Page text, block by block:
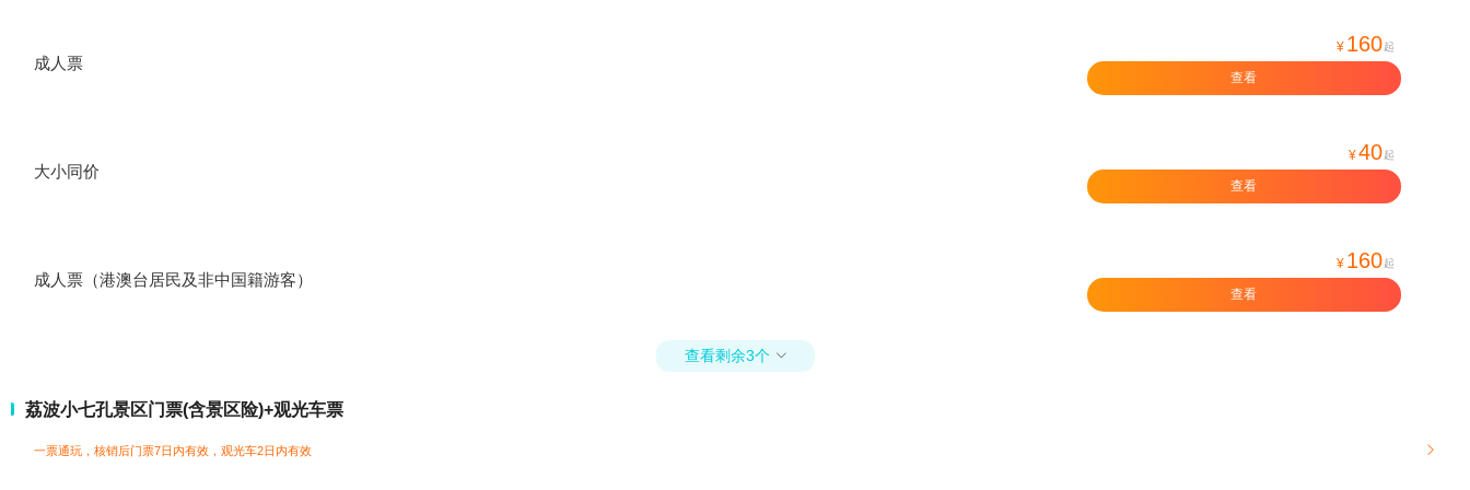
成人票
¥ 160 起
查看
大小同价
¥40 起
查看
成人票（港澳台居民及非中国籍游客）
¥ 160 起
查看
查看剩余3个 
荔波小七孔景区门票(含景区险)+观光车票
一票通玩，核销后门票7日内有效，观光车2日内有效 